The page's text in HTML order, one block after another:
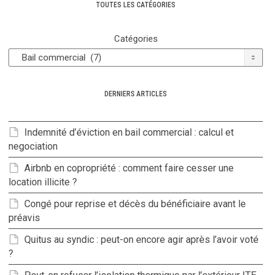
TOUTES LES CATÉGORIES
Catégories
DERNIERS ARTICLES
Indemnité d’éviction en bail commercial : calcul et
negociation
Airbnb en copropriété : comment faire cesser une
location illicite ?
Congé pour reprise et décès du bénéficiaire avant le
préavis
Quitus au syndic : peut-on encore agir après l’avoir voté
?